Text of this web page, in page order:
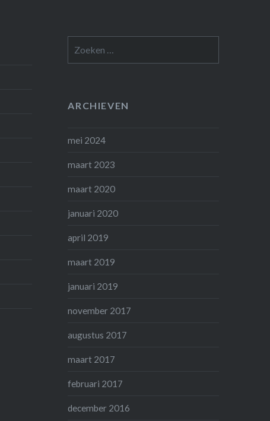
ARCHIEVEN
mei 2024
maart 2023
maart 2020
januari 2020
april 2019
maart 2019
januari 2019
november 2017
augustus 2017
maart 2017
februari 2017
december 2016